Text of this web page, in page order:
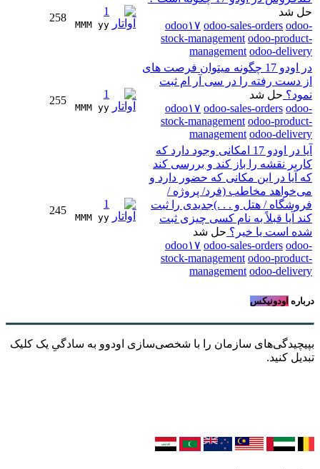
حل شد
odoo۱۷ odoo-sales-orders odoo-
stock-management odoo-product-
management odoo-delivery
1
MMM yy
258
در اودو 17 چگونه میتوان فرصت های
از دست رفته را در سی آر ام ثبت
نمود؟ حل شد
odoo۱۷ odoo-sales-orders odoo-
stock-management odoo-product-
management odoo-delivery
1
MMM yy
255
آیا در اودو 17 امکانی وجود دارد که
کاربر نقشه را باز کند و بررسی کند
که آیا در این مکانی که حضور دارد و
می‌خواهد مخاطب (فرد/ پروژه /
فروشگاه / هتل و . . .)جدیدی را ثبت
کند آیا قبلاً به نام کسی چیزی ثبت
شده است یا خیر؟ حل شد
odoo۱۷ odoo-sales-orders odoo-
stock-management odoo-product-
management odoo-delivery
1
MMM yy
245
درباره اودونیکس
بپیچیدگی‌های سازمان را با شخصی‌سازی اودوو به سادگیِ یک کلیک
تبدیل کنید.